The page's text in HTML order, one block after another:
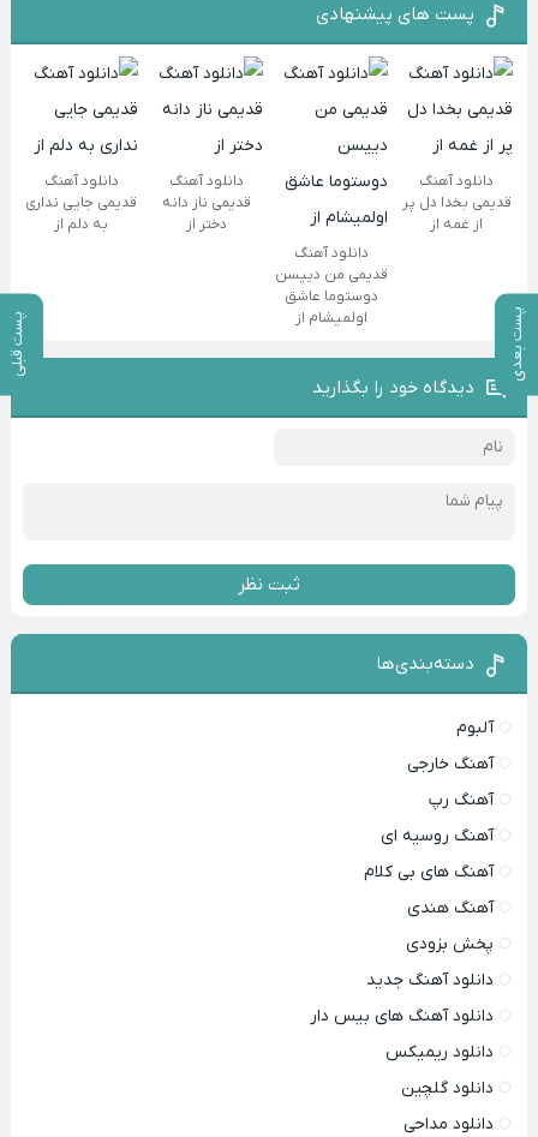
پست بعدی پست قبلی
پست های پیشنهادی
دانلود آهنگ
قدیمی بخدا دل پر
از غمه از
دانلود آهنگ
قدیمی من دییسن
دوستوما عاشق
اولمیشام از
دانلود آهنگ
قدیمی ناز دانه
دختر از
دانلود آهنگ
قدیمی جایی نداری
به دلم از
دیدگاه خود را بگذارید
ثبت نظر
دسته‌بندی‌ها
آلبوم
آهنگ خارجی
آهنگ رپ
آهنگ روسیه ای
آهنگ های بی کلام
آهنگ هندی
پخش بزودی
دانلود آهنگ جدید
دانلود آهنگ های بیس دار
دانلود ریمیکس
دانلود گلچین
دانلود مداحی